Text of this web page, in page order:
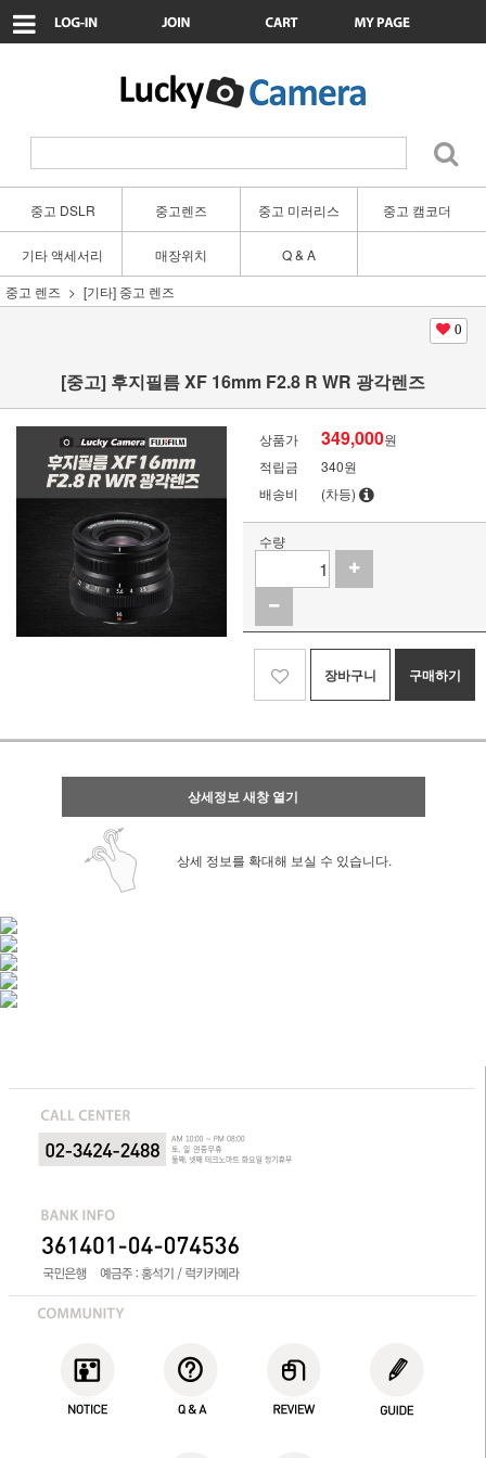
중고 DSLR 중고렌즈 중고 미러리스 중고 캠코더
기타 액세서리 매장위치
Q & A
중고 렌즈
[기타] 중고 렌즈
0
[중고] 후지필름 XF 16mm F2.8 R WR 광각렌즈
상품가 349,000원
적립금
340원
배송비
(차등)
수량
장바구니 구매하기
상세정보 새창 열기
상세 정보를 확대해 보실 수 있습니다.